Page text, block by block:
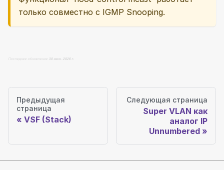
только совместно с IGMP Snooping.
Последнее обновление 30 июн. 2026 г.
Предыдущая
страница
VSF (Stack)
Следующая страница
Super VLAN как
аналог IP
Unnumbered